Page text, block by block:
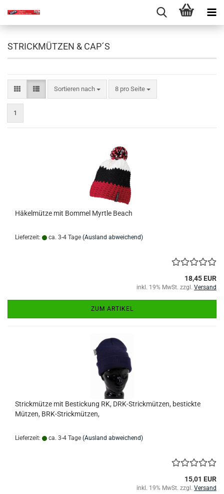
STRICKMÜTZEN & CAP´S
Sortieren nach
Sortieren nach 8 pro Seite
pro Seite
1
Häkelmütze mit Bommel Myrtle Beach
Lieferzeit: ca. 3-4 Tage (Ausland abweichend)
18,45 EUR
inkl. 19% MwSt. zzgl. Versand
ZUM ARTIKEL
Strickmütze mit Bestickung RK, DRK-Strickmützen, bestickte
Mützen, BRK-Strickmützen,
Lieferzeit: ca. 3-4 Tage (Ausland abweichend)
15,01 EUR
inkl. 19% MwSt. zzgl. Versand